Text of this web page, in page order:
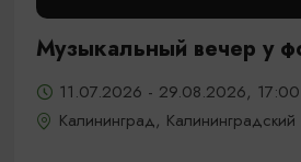
Музыкальный вечер у
11.07.2026 - 29.08.2026, 17:00
Калининград,